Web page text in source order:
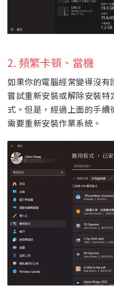
2. 頻繁卡頓、當機
如果你的電腦經常變得沒
嘗試重新安裝或解除安裝
式。但是，經過上面的手
需要重新安裝作業系統。